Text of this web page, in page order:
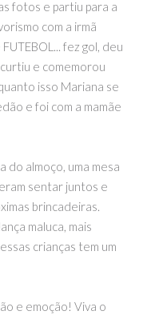
fotos e partiu para a
com a irmã
fez gol, deu
e comemorou
isso Mariana se
e foi com a mamãe
do almoço, uma mesa
sentar juntos e
brincadeiras.
maluca, mais
crianças tem um
e emoção! Viva o